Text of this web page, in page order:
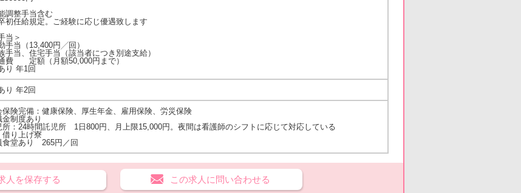
調整手当含む
初任給規定。ご経験に応じ優遇致します
当＞
手当（13,400円╱回）
手当、住宅手当（該当者につき別途支給）
費 定額（月額50,000円まで）
り 年1回
り 年2回
保険完備：健康保険、厚生年金、雇用保険、労災保険
制度あり
所：24時間託児所 1日800円、月上限15,000円。夜間は看護師のシフトに応じて対応している
借り上げ寮
食堂あり 265円／回
人を保存する この求人に問い合わせる